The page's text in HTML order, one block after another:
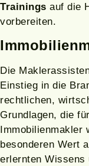
Trainings auf die
vorbereiten.
Die
Einstieg in die
rechtlichen,
Grundlagen, die
besonderen Wert
erlernten